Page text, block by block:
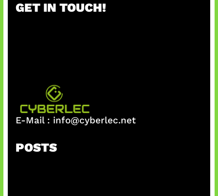
c
GET IN TOUCH!
E-Mail : info@cyberlec.net
POSTS